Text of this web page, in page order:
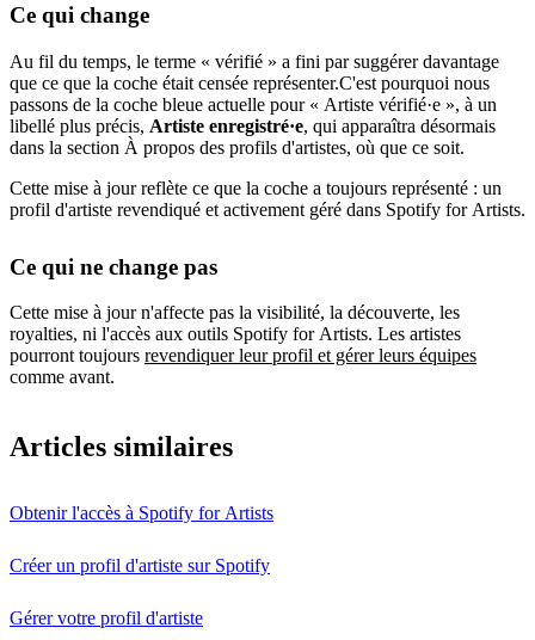
Ce qui change
Au fil du temps, le terme « vérifié » a fini par suggérer davantage
que ce que la coche était censée représenter.C'est pourquoi nous
passons de la coche bleue actuelle pour « Artiste vérifié·e », à un
libellé plus précis, Artiste enregistré·e, qui apparaîtra désormais
dans la section À propos des profils d'artistes, où que ce soit.
Cette mise à jour reflète ce que la coche a toujours représenté : un
profil d'artiste revendiqué et activement géré dans Spotify for Artists.
Ce qui ne change pas
Cette mise à jour n'affecte pas la visibilité, la découverte, les
royalties, ni l'accès aux outils Spotify for Artists. Les artistes
pourront toujours revendiquer leur profil et gérer leurs équipes
comme avant.
Articles similaires
Obtenir l'accès à Spotify for Artists
Créer un profil d'artiste sur Spotify
Gérer votre profil d'artiste